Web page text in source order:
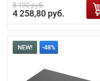
8 190 руб.
4 258,80 руб.
NEW! -48%